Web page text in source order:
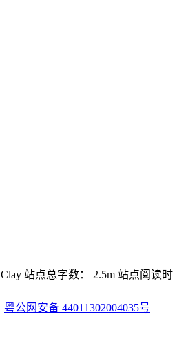
Clay 站点总字数： 2.5m 站点阅读时
粤公网安备 44011302004035号